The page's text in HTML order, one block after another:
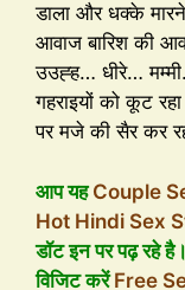
डाला और धक्के
आवाज बारिश की
उउह्ह… धीरे…
गहराइयों को कूट
पर मजे की सैर कर
आप यहCouple
Hot Hindi Sex
डॉट इन पर पढ़ रहे
विजिट करेंFree